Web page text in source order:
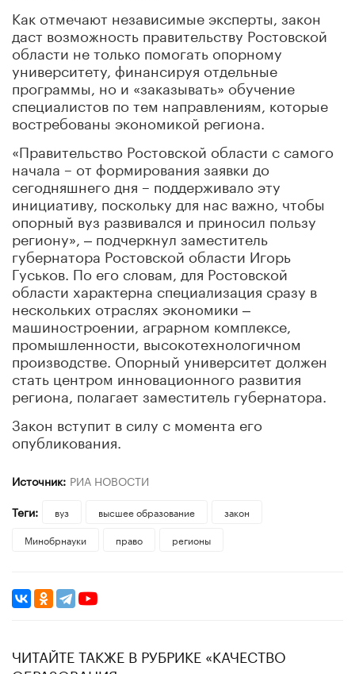
Как отмечают независимые эксперты, закон
даст возможность правительству Ростовской
области не только помогать опорному
университету, финансируя отдельные
программы, но и «заказывать» обучение
специалистов по тем направлениям, которые
востребованы экономикой региона.
«Правительство Ростовской области с самого
начала – от формирования заявки до
сегодняшнего дня – поддерживало эту
инициативу, поскольку для нас важно, чтобы
опорный вуз развивался и приносил пользу
региону», ‒ подчеркнул заместитель
губернатора Ростовской области Игорь
Гуськов. По его словам, для Ростовской
области характерна специализация сразу в
нескольких отраслях экономики ‒
машиностроении, аграрном комплексе,
промышленности, высокотехнологичном
производстве. Опорный университет должен
стать центром инновационного развития
региона, полагает заместитель губернатора.
Закон вступит в силу с момента его
опубликования.
Источник: РИА НОВОСТИ
Теги:
вуз высшее образование
закон
Минобрнауки
право регионы
ЧИТАЙТЕ ТАКЖЕ В РУБРИКЕ «КАЧЕСТВО